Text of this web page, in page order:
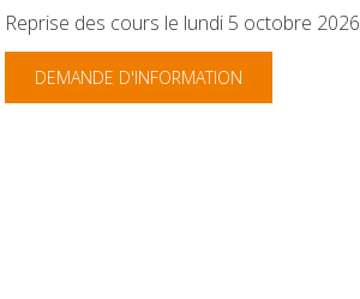
Reprise des cours le lundi 5 octobre 2026
DEMANDE D'INFORMATION